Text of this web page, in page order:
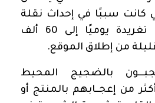
كانت سببًا في إحداث نقلة
كبيرة من 20 ألف تغريدة يوميًا إلى 60 ألف
من إطلاق الموقع.
بالضجيج المحيط
من إعجــابهم بالمنتج أو